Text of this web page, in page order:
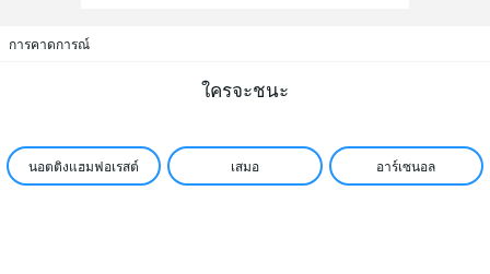
การคาดการณ์
ใครจะชนะ
นอตติงแฮมฟอเรสต์ เสมอ อาร์เซนอล